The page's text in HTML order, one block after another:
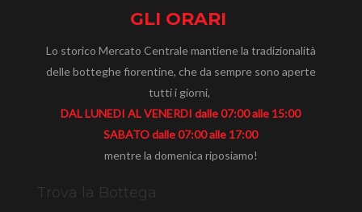
GLI ORARI
Lo storico Mercato Centrale mantiene la tradizionalità
delle botteghe fiorentine, che da sempre sono aperte
tutti i giorni,
DAL LUNEDI AL VENERDI dalle 07:00 alle 15:00
SABATO dalle 07:00 alle 17:00
mentre la domenica riposiamo!
Trova la Bottega